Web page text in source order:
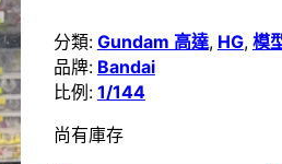
分類: Gundam 高達, HG, 模
品牌: Bandai
比例: 1/144
尚有庫存